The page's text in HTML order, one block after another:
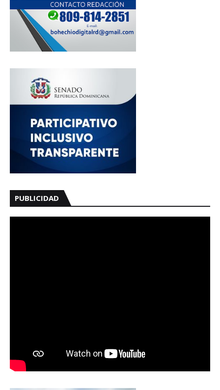
PUBLICIDAD